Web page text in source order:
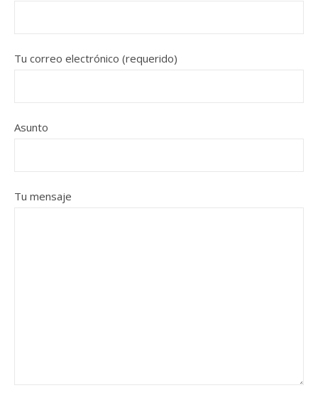
Tu correo electrónico (requerido)
Asunto
Tu mensaje